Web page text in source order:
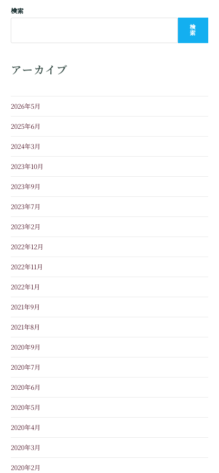
検索
検
索
アーカイブ
2026年5月
2025年6月
2024年3月
2023年10月
2023年9月
2023年7月
2023年2月
2022年12月
2022年11月
2022年1月
2021年9月
2021年8月
2020年9月
2020年7月
2020年6月
2020年5月
2020年4月
2020年3月
2020年2月